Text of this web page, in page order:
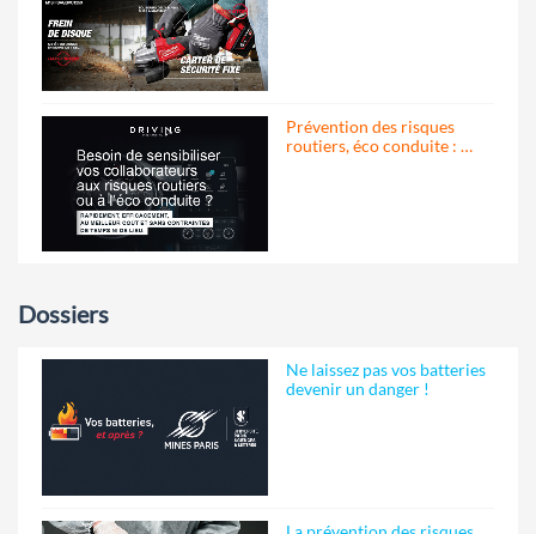
Prévention des risques
routiers, éco conduite : …
Dossiers
Ne laissez pas vos batteries
devenir un danger !